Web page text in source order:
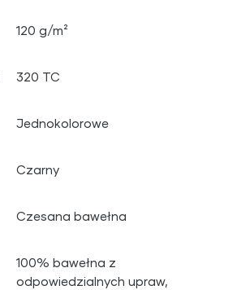
120 g/m²
320 TC
Jednokolorowe
Czarny
Czesana bawełna
100% bawełna z
odpowiedzialnych upraw,